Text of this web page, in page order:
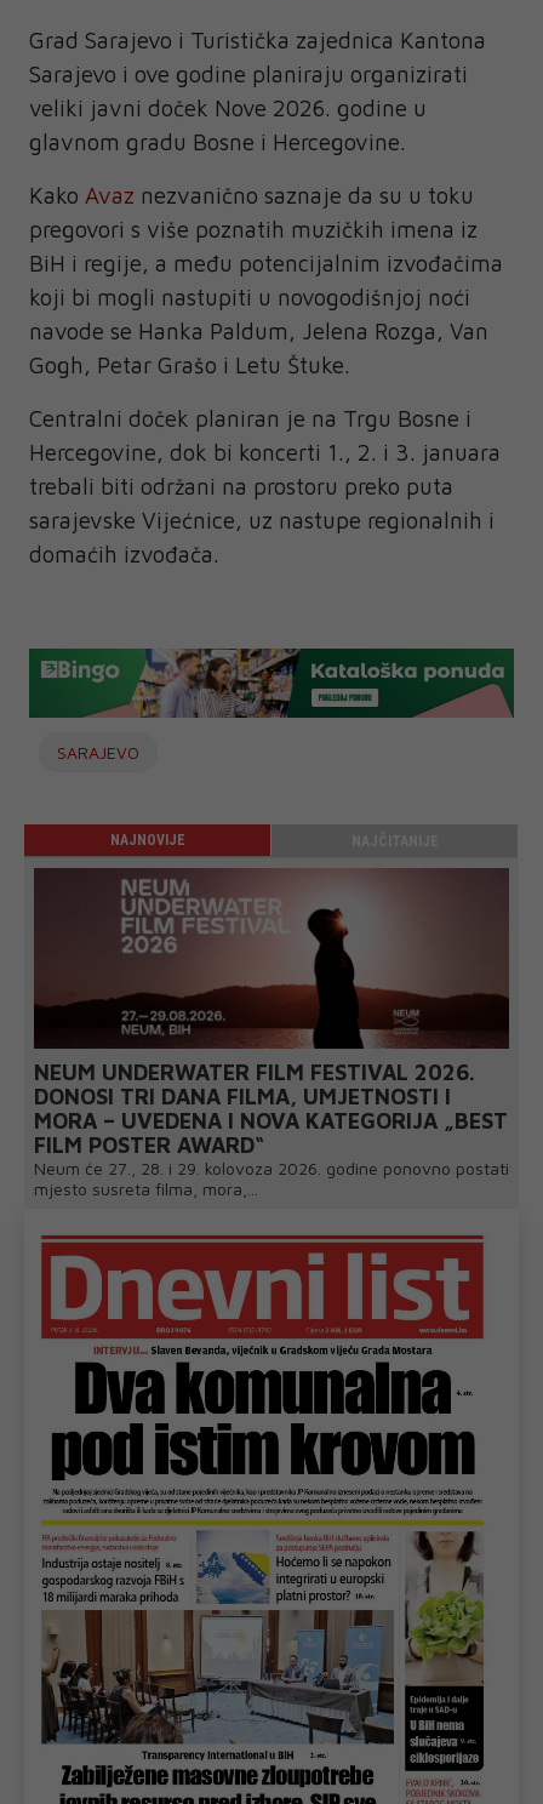
Grad Sarajevo i Turistička zajednica Kantona
Sarajevo i ove godine planiraju organizirati
veliki javni doček Nove 2026. godine u
glavnom gradu Bosne i Hercegovine.
Kako Avaz nezvanično saznaje da su u toku
pregovori s više poznatih muzičkih imena iz
BiH i regije, a među potencijalnim izvođačima
koji bi mogli nastupiti u novogodišnjoj noći
navode se Hanka Paldum, Jelena Rozga, Van
Gogh, Petar Grašo i Letu Štuke.
Centralni doček planiran je na Trgu Bosne i
Hercegovine, dok bi koncerti 1., 2. i 3. januara
trebali biti održani na prostoru preko puta
sarajevske Vijećnice, uz nastupe regionalnih i
domaćih izvođača.
SARAJEVO
NAJNOVIJE
NEUM UNDERWATER FILM FESTIVAL 2026.
DONOSI TRI DANA FILMA, UMJETNOSTI I
MORA – UVEDENA I NOVA KATEGORIJA „BEST
FILM POSTER AWARD“
Neum će 27., 28. i 29. kolovoza 2026. godine ponovno postati
mjesto susreta filma, mora,...